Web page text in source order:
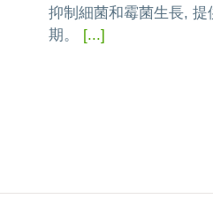
抑制細菌和霉菌生長, 提
期。 [...]